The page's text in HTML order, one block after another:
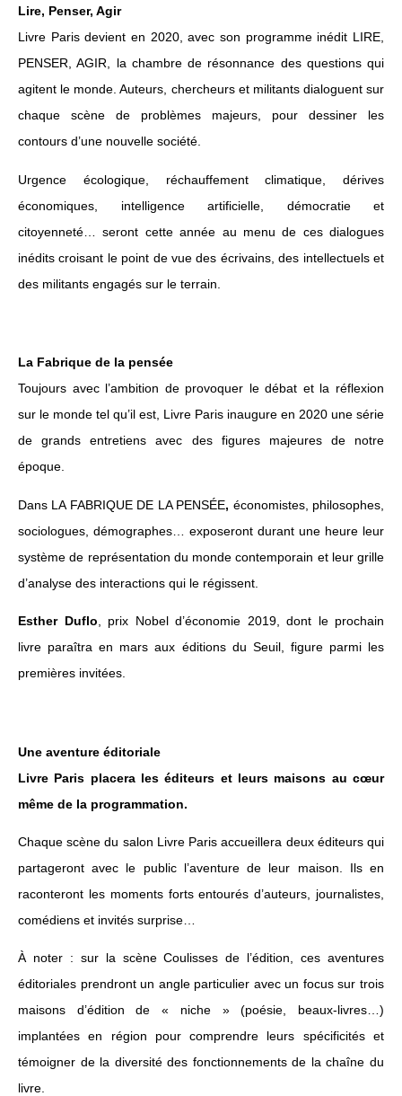
Lire, Penser, Agir
Livre Paris devient en 2020, avec son programme inédit LIRE,
PENSER, AGIR, la chambre de résonnance des questions qui
agitent le monde. Auteurs, chercheurs et militants dialoguent sur
chaque scène de problèmes majeurs, pour dessiner les
contours d’une nouvelle société.
Urgence écologique, réchauffement climatique, dérives
économiques, intelligence artificielle, démocratie et
citoyenneté… seront cette année au menu de ces dialogues
inédits croisant le point de vue des écrivains, des intellectuels et
des militants engagés sur le terrain.
La Fabrique de la pensée
Toujours avec l’ambition de provoquer le débat et la réflexion
sur le monde tel qu’il est, Livre Paris inaugure en 2020 une série
de grands entretiens avec des figures majeures de notre
époque.
Dans LA FABRIQUE DE LA PENSÉE, économistes, philosophes,
sociologues, démographes… exposeront durant une heure leur
système de représentation du monde contemporain et leur grille
d’analyse des interactions qui le régissent.
Esther Duflo , prix Nobel d’économie 2019, dont le prochain
livre paraîtra en mars aux éditions du Seuil, figure parmi les
premières invitées.
Une aventure éditoriale
Livre Paris placera les éditeurs et leurs maisons au cœur
même de la programmation.
Chaque scène du salon Livre Paris accueillera deux éditeurs qui
partageront avec le public l’aventure de leur maison. Ils en
raconteront les moments forts entourés d’auteurs, journalistes,
comédiens et invités surprise…
À noter : sur la scène Coulisses de l’édition, ces aventures
éditoriales prendront un angle particulier avec un focus sur trois
maisons d’édition de « niche » (poésie, beaux-livres…)
implantées en région pour comprendre leurs spécificités et
témoigner de la diversité des fonctionnements de la chaîne du
livre.